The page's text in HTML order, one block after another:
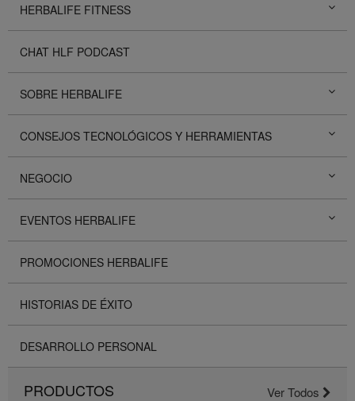
HERBALIFE FITNESS
CHAT HLF PODCAST
SOBRE HERBALIFE
CONSEJOS TECNOLÓGICOS Y HERRAMIENTAS
NEGOCIO
EVENTOS HERBALIFE
PROMOCIONES HERBALIFE
HISTORIAS DE ÉXITO
DESARROLLO PERSONAL
PRODUCTOS Ver Todos